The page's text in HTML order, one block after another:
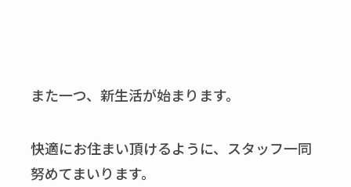
また一つ、新生活が始まります。
快適にお住まい頂けるように、スタッフ一同
努めてまいります。